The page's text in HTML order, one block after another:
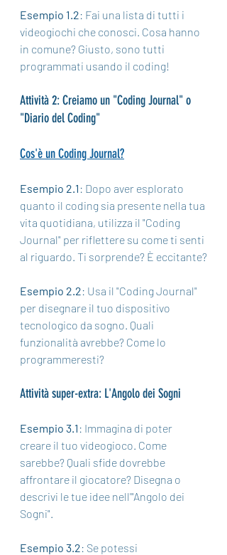
Esempio 1.2: Fai una lista di tutti i
videogiochi che conosci. Cosa hanno
in comune? Giusto, sono tutti
programmati usando il coding!
Attività 2: Creiamo un "Coding Journal" o
"Diario del Coding"
Cos'è un Coding Journal?
Esempio 2.1 : Dopo aver esplorato
quanto il coding sia presente nella tua
vita quotidiana, utilizza il "Coding
Journal" per riflettere su come ti senti
al riguardo. Ti sorprende? È eccitante?
Esempio 2.2: Usa il "Coding Journal"
per disegnare il tuo dispositivo
tecnologico da sogno. Quali
funzionalità avrebbe? Come lo
programmeresti?
Attività super-extra: L'Angolo dei Sogni
Esempio 3.1 : Immagina di poter
creare il tuo videogioco. Come
sarebbe? Quali sfide dovrebbe
affrontare il giocatore? Disegna o
descrivi le tue idee nell'"Angolo dei
Sogni".
Esempio 3.2: Se potessi